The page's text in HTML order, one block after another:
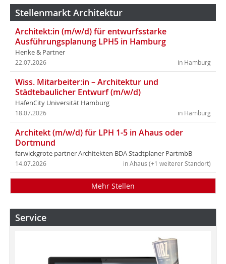
Stellenmarkt Architektur
Architekt:in (m/w/d) für entwurfsstarke
Ausführungsplanung LPH5 in Hamburg
Henke & Partner
in Hamburg
22.07.2026
Wiss. Mitarbeiter:in – Architektur und
Städtebaulicher Entwurf (m/w/d)
HafenCity Universität Hamburg
in Hamburg
18.07.2026
Architekt (m/w/d) für LPH 1-5 in Ahaus oder
Dortmund
farwickgrote partner Architekten BDA Stadtplaner PartmbB
in Ahaus (+1 weiterer Standort)
14.07.2026
Mehr Stellen
Service